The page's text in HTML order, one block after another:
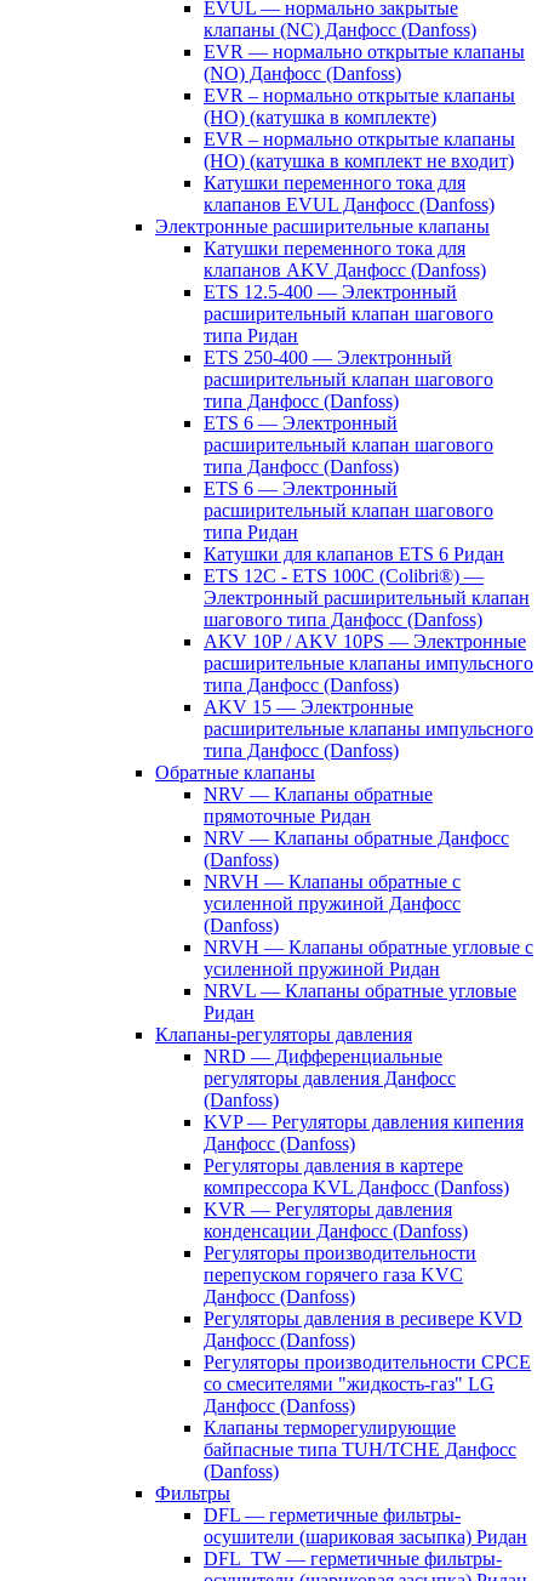
EVUL — нормально закрытые
клапаны (NC) Данфосс (Danfoss)
EVR — нормально открытые клапаны
(NO) Данфосс (Danfoss)
EVR – нормально открытые клапаны
(НО) (катушка в комплекте)
EVR – нормально открытые клапаны
(НО) (катушка в комплект не входит)
Катушки переменного тока для
клапанов EVUL Данфосс (Danfoss)
Электронные расширительные клапаны
Катушки переменного тока для
клапанов AKV Данфосс (Danfoss)
ETS 12.5-400 — Электронный
расширительный клапан шагового
типа Ридан
ETS 250-400 — Электронный
расширительный клапан шагового
типа Данфосс (Danfoss)
ETS 6 — Электронный
расширительный клапан шагового
типа Данфосс (Danfoss)
ETS 6 — Электронный
расширительный клапан шагового
типа Ридан
Катушки для клапанов ETS 6 Ридан
ETS 12C - ETS 100C (Colibri®) —
Электронный расширительный клапан
шагового типа Данфосс (Danfoss)
AKV 10P / AKV 10PS — Электронные
расширительные клапаны импульсного
типа Данфосс (Danfoss)
AKV 15 — Электронные
расширительные клапаны импульсного
типа Данфосс (Danfoss)
Обратные клапаны
NRV — Клапаны обратные
прямоточные Ридан
NRV — Клапаны обратные Данфосс
(Danfoss)
NRVH — Клапаны обратные с
усиленной пружиной Данфосс
(Danfoss)
NRVH — Клапаны обратные угловые с
усиленной пружиной Ридан
NRVL — Клапаны обратные угловые
Ридан
Клапаны-регуляторы давления
NRD — Дифференциальные
регуляторы давления Данфосс
(Danfoss)
KVP — Регуляторы давления кипения
Данфосс (Danfoss)
Регуляторы давления в картере
компрессора KVL Данфосс (Danfoss)
KVR — Регуляторы давления
конденсации Данфосс (Danfoss)
Регуляторы производительности
перепуском горячего газа KVC
Данфосс (Danfoss)
Регуляторы давления в ресивере KVD
Данфосс (Danfoss)
Регуляторы производительности CPCE
со смесителями "жидкость-газ" LG
Данфосс (Danfoss)
Клапаны терморегулирующие
байпасные типа TUH/TCHE Данфосс
(Danfoss)
Фильтры
DFL — герметичные фильтры-
осушители (шариковая засыпка) Ридан
DFL_TW — герметичные фильтры-